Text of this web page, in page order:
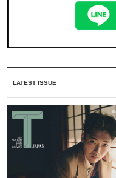
LATEST ISSUE